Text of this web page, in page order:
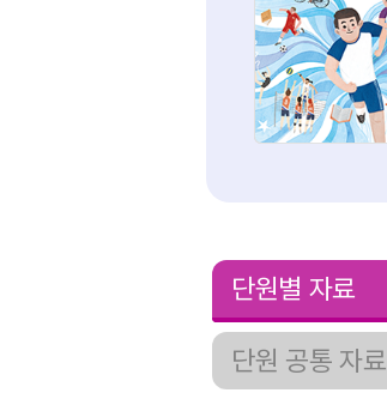
단원별 자료
단원 공통 자료